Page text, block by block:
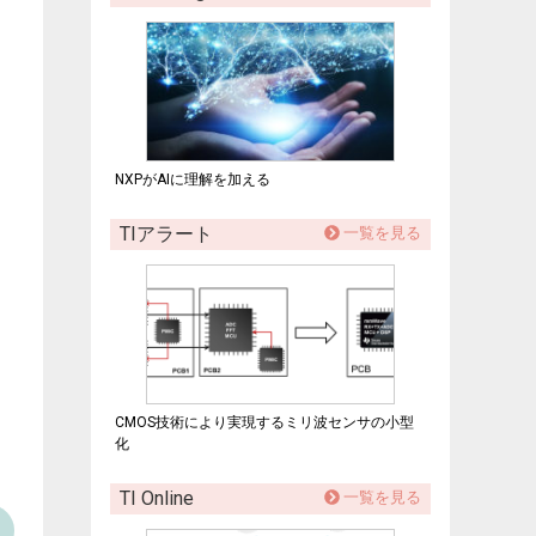
NXPがAIに理解を加える
TIアラート 一覧を見る
CMOS技術により実現するミリ波センサの小型
化
TI Online 一覧を見る